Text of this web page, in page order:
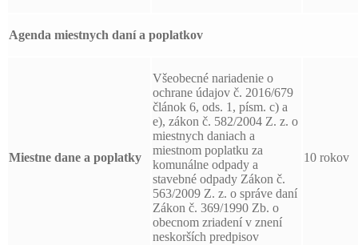
Agenda miestnych daní a poplatkov
Miestne dane a poplatky
Všeobecné nariadenie o
ochrane údajov č. 2016/679
článok 6, ods. 1, písm. c) a
e), zákon č. 582/2004 Z. z. o
miestnych daniach a
miestnom poplatku za
komunálne odpady a
stavebné odpady Zákon č.
563/2009 Z. z. o správe daní
Zákon č. 369/1990 Zb. o
obecnom zriadení v znení
neskorších predpisov
10 rokov